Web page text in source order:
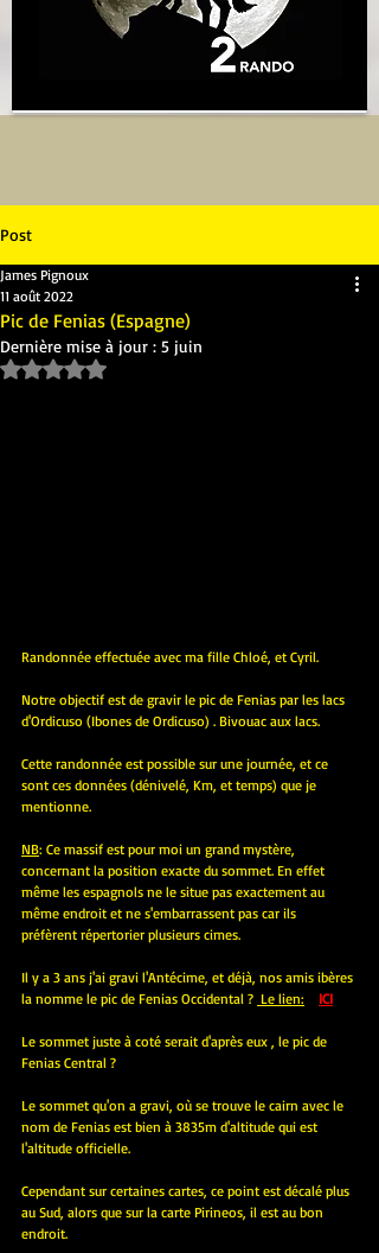
Post
Pic de Fenias (Espagne)
James Pignoux
11 août 2022
Dernière mise à jour : 5 juin
Noté NaN étoiles sur 5.
Randonnée effectuée avec ma fille Chloé, et Cyril.
Notre objectif est de gravir le pic de Fenias par les lacs
d'Ordicuso (Ibones de Ordicuso) . Bivouac aux lacs.
Cette randonnée est possible sur une journée, et ce
sont ces données (dénivelé, Km, et temps) que je
mentionne.
NB: Ce massif est pour moi un grand mystère,
concernant la position exacte du sommet. En effet
même les espagnols ne le situe pas exactement au
même endroit et ne s'embarrassent pas car ils
préfèrent répertorier plusieurs cimes.
Il y a 3 ans j'ai gravi l'Antécime, et déjà, nos amis ibères
la nomme le pic de Fenias Occidental ? Le lien: ICI
Le sommet juste à coté serait d'après eux , le pic de
Fenias Central ?
Le sommet qu'on a gravi, où se trouve le cairn avec le
nom de Fenias est bien à 3835m d'altitude qui est
l'altitude officielle.
Cependant sur certaines cartes, ce point est décalé plus
au Sud, alors que sur la carte Pirineos, il est au bon
endroit.